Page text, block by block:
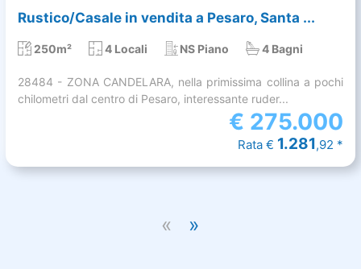
Rustico/Casale in vendita a Pesaro, Santa ...
250m² 4 Locali NS Piano 4 Bagni
28484 - ZONA CANDELARA, nella primissima collina a pochi
chilometri dal centro di Pesaro, interessante ruder...
€ 275.000
Rata € 1.281,92 *
« »